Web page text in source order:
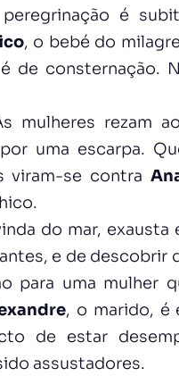
é
, o bebé do
de consternação.
mulheres rezam
uma escarpa.
viram-se contra
do mar, exausta
e de descobrir
para uma mulher
, o marido, é
de estar
assustadores.